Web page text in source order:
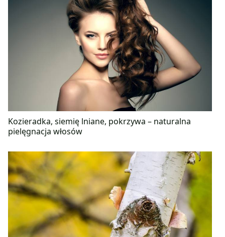
Kozieradka, siemię lniane, pokrzywa – naturalna
pielęgnacja włosów